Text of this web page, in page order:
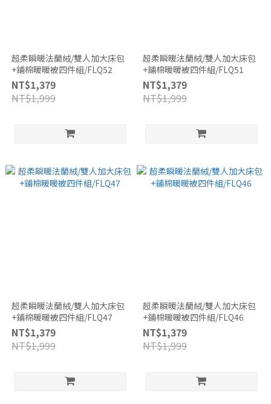
超柔瞬暖法蘭絨/雙人加大床包
+鋪棉暖暖被四件組/FLQ52
NT$1,379
NT$1,999
超柔瞬暖法蘭絨/雙人加大床包
+鋪棉暖暖被四件組/FLQ51
NT$1,379
NT$1,999
超柔瞬暖法蘭絨/雙人加大床包
+鋪棉暖暖被四件組/FLQ47
NT$1,379
NT$1,999
超柔瞬暖法蘭絨/雙人加大床包
+鋪棉暖暖被四件組/FLQ46
NT$1,379
NT$1,999